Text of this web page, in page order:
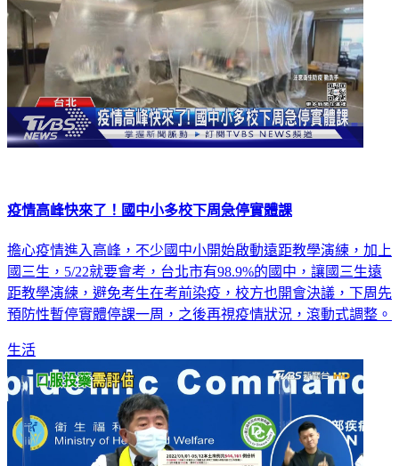
疫情高峰快來了！國中小多校下周急停實體課
擔心疫情進入高峰，不少國中小開始啟動遠距教學演練，加上
國三生，5/22就要會考，台北市有98.9%的國中，讓國三生遠
距教學演練，避免考生在考前染疫，校方也開會決議，下周先
預防性暫停實體停課一周，之後再視疫情狀況，滾動式調整。
生活